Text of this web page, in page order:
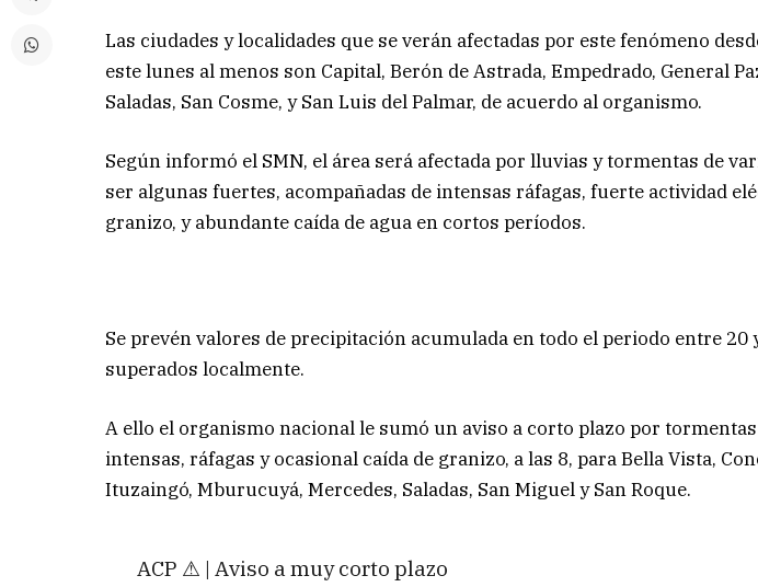
Las ciudades y localidades que se verán afectadas por este fenómeno
este lunes al menos son Capital, Berón de Astrada, Empedrado, General
Saladas, San Cosme, y San Luis del Palmar, de acuerdo al organismo.
Según informó el SMN, el área será afectada por lluvias y tormentas de
ser algunas fuertes, acompañadas de intensas ráfagas, fuerte actividad
granizo, y abundante caída de agua en cortos períodos.
Se prevén valores de precipitación acumulada en todo el periodo entre 20
superados localmente.
A ello el organismo nacional le sumó un aviso a corto plazo por
intensas, ráfagas y ocasional caída de granizo, a las 8, para Bella Vista,
Ituzaingó, Mburucuyá, Mercedes, Saladas, San Miguel y San Roque.
ACP ⚠ | Aviso a muy corto plazo